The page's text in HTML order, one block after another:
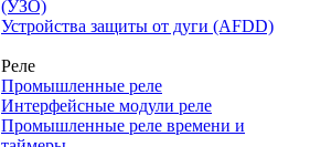
(УЗО)
Устройства защиты от дуги (AFDD)
Реле
Промышленные реле
Интерфейсные модули реле
Промышленные реле времени и